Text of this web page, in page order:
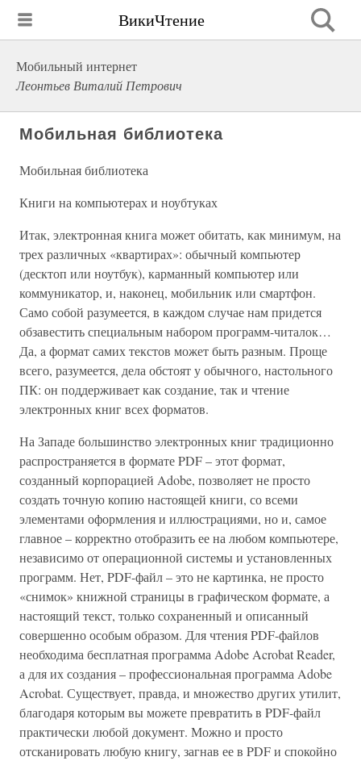
ВикиЧтение
Мобильный интернет
Леонтьев Виталий Петрович
Мобильная библиотека
Мобильная библиотека
Книги на компьютерах и ноубтуках
Итак, электронная книга может обитать, как минимум, на
трех различных «квартирах»: обычный компьютер
(десктоп или ноутбук), карманный компьютер или
коммуникатор, и, наконец, мобильник или смартфон.
Само собой разумеется, в каждом случае нам придется
обзавестить специальным набором программ-читалок…
Да, a формат самих текстов может быть разным. Проще
всего, разумеется, дела обстоят у обычного, настольного
ПК: он поддерживает как создание, так и чтение
электронных книг всех форматов.
На Западе большинство электронных книг традиционно
распространяется в формате PDF – этот формат,
созданный корпорацией Adobe, позволяет не просто
создать точную копию настоящей книги, со всеми
элементами оформления и иллюстрациями, но и, самое
главное – корректно отобразить ее на любом компьютере,
независимо от операционной системы и установленных
программ. Нет, PDF-файл – это не картинка, не просто
«снимок» книжной страницы в графическом формате, а
настоящий текст, только сохраненный и описанный
совершенно особым образом. Для чтения PDF-файлов
необходима бесплатная программа Adobe Acrobat Reader,
а для их создания – профессиональная программа Adobe
Acrobat. Существует, правда, и множество других утилит,
благодаря которым вы можете превратить в PDF-файл
практически любой документ. Можно и просто
отсканировать любую книгу, загнав ее в PDF и спокойно